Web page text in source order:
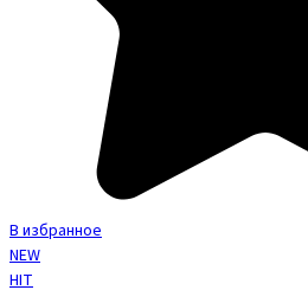
В избранное
NEW
HIT